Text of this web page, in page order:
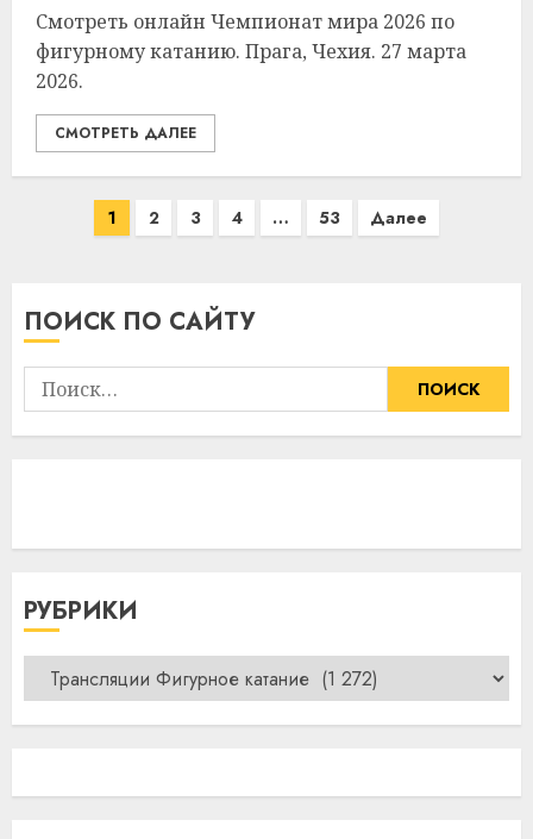
Смотреть онлайн Чемпионат мира 2026 по
фигурному катанию. Прага, Чехия. 27 марта
2026.
СМОТРЕТЬ ДАЛЕЕ
Пагинация
1 2 3 4 … 53 Далее
ПОИСК ПО САЙТУ
Найти:
РУБРИКИ
Рубрики